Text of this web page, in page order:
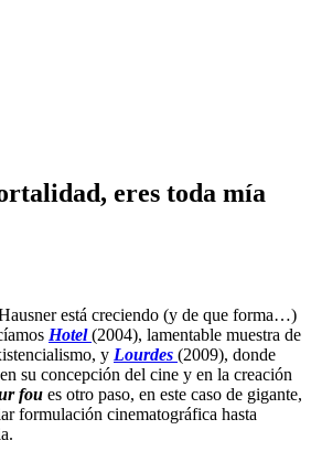
eres toda mía
está creciendo (y de que forma…)
Hotel (2004), lamentable muestra de
y Lourdes (2009), donde
su concepción del cine y en la creación
fou es otro paso, en este caso de gigante,
formulación cinematográfica hasta